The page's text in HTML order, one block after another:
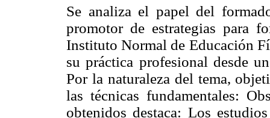
Se analiza el papel del
promotor de estrategias para
Instituto Normal de Educación
su práctica profesional desde
Por la naturaleza del tema,
las técnicas fundamentales:
obtenidos destaca: Los